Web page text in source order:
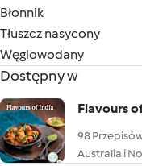
Błonnik
Tłuszcz nasycony
Węglowodany
Dostępny w
Flavours
98
Australia i